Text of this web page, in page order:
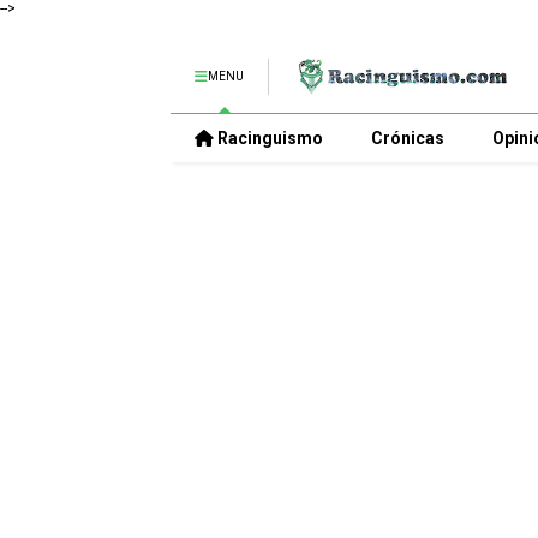
-->
MENU
Racinguismo Crónicas